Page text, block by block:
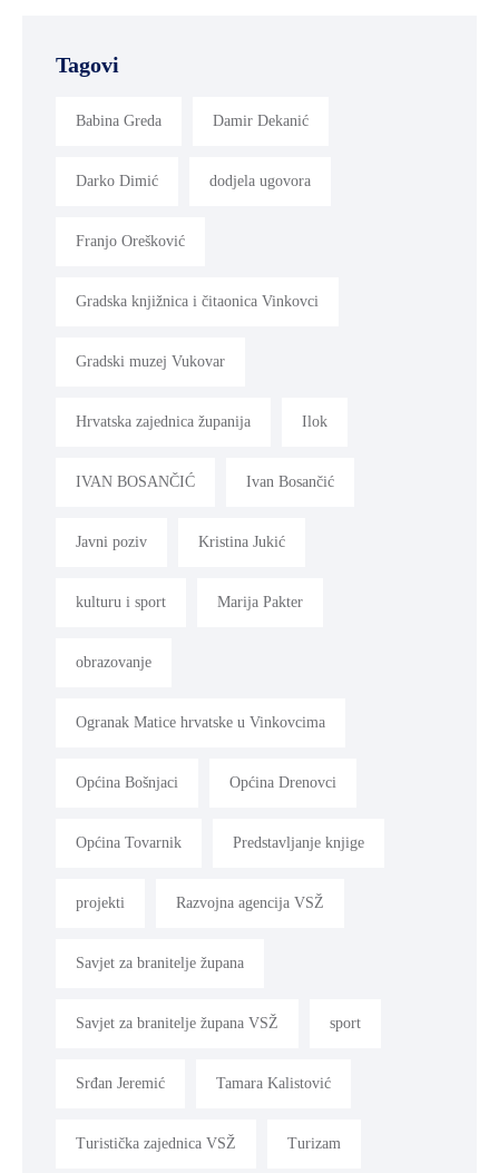
Tagovi
Babina Greda Damir Dekanić
Darko Dimić dodjela ugovora
Franjo Orešković
Gradska knjižnica i čitaonica Vinkovci
Gradski muzej Vukovar
Hrvatska zajednica županija Ilok
IVAN BOSANČIĆ Ivan Bosančić
Javni poziv Kristina Jukić
kulturu i sport Marija Pakter
obrazovanje
Ogranak Matice hrvatske u Vinkovcima
Općina Bošnjaci Općina Drenovci
Općina Tovarnik Predstavljanje knjige
projekti Razvojna agencija VSŽ
Savjet za branitelje župana
Savjet za branitelje župana VSŽ sport
Srđan Jeremić Tamara Kalistović
Turistička zajednica VSŽ Turizam